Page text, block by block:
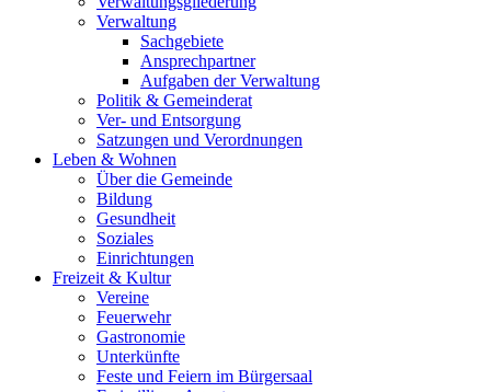
Verwaltung
Sachgebiete
Ansprechpartner
Aufgaben der Verwaltung
Politik & Gemeinderat
Ver- und Entsorgung
Satzungen und Verordnungen
Leben & Wohnen
Über die Gemeinde
Bildung
Gesundheit
Soziales
Einrichtungen
Freizeit & Kultur
Vereine
Feuerwehr
Gastronomie
Unterkünfte
Feste und Feiern im Bürgersaal